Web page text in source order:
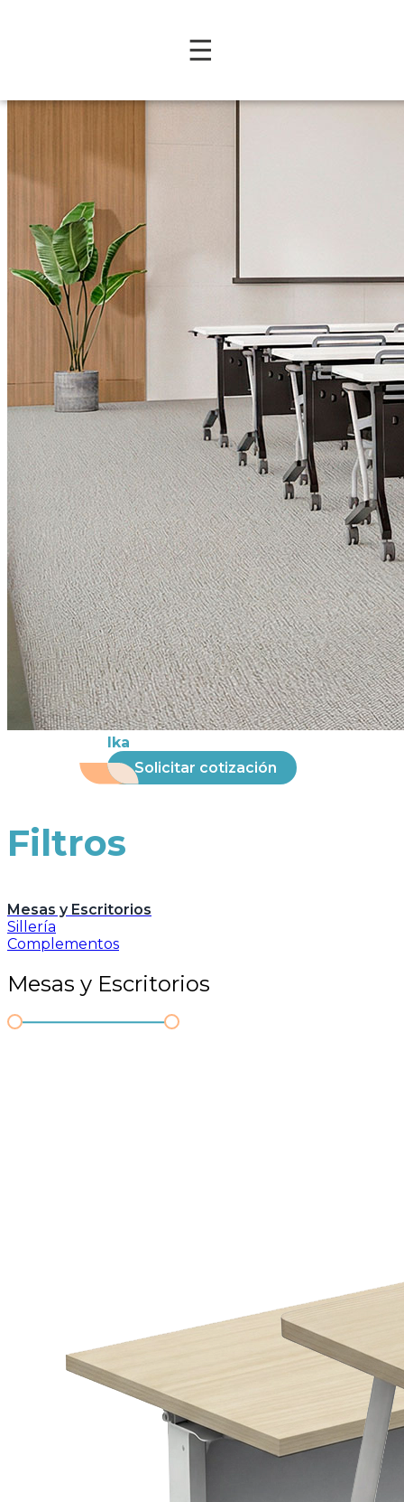
☰
Ika
Solicitar cotización
Filtros
Mesas y Escritorios
Sillería
Complementos
Mesas y Escritorios